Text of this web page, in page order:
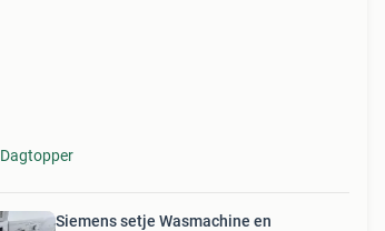
Dagtopper
Siemens setje Wasmachine en